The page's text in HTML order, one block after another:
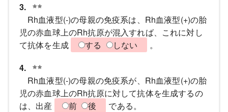
3.
Rh血液型(-)の母親の免疫系は、Rh血液型(+)の胎
児の赤血球上のRh抗原が混入すれば、これに対し
て抗体を生成
する しない
。
4.
Rh血液型(-)の母親の免疫系が、Rh血液型(+)の胎
児の赤血球上のRh抗原に対して抗体を生成するの
は、出産
前 後
である。